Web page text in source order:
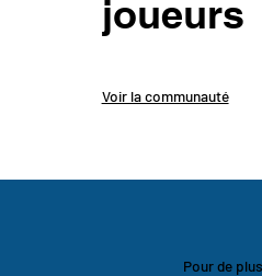
joueurs
Voir la communauté
Pour de